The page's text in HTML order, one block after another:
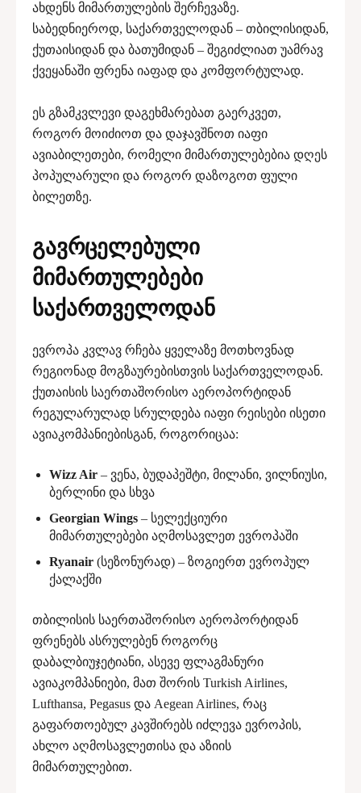
ახდენს მიმართულების შერჩევაზე.
საბედნიეროდ, საქართველოდან – თბილისიდან,
ქუთაისიდან და ბათუმიდან – შეგიძლიათ უამრავ
ქვეყანაში ფრენა იაფად და კომფორტულად.
ეს გზამკვლევი დაგეხმარებათ გაერკვეთ,
როგორ მოიძიოთ და დაჯავშნოთ იაფი
ავიაბილეთები, რომელი მიმართულებებია დღეს
პოპულარული და როგორ დაზოგოთ ფული
ბილეთზე.
გავრცელებული
მიმართულებები
საქართველოდან
ევროპა კვლავ რჩება ყველაზე მოთხოვნად
რეგიონად მოგზაურებისთვის საქართველოდან.
ქუთაისის საერთაშორისო აეროპორტიდან
რეგულარულად სრულდება იაფი რეისები ისეთი
ავიაკომპანიებისგან, როგორიცაა:
Wizz Air – ვენა, ბუდაპეშტი, მილანი, ვილნიუსი,
ბერლინი და სხვა
Georgian Wings – სელექციური
მიმართულებები აღმოსავლეთ ევროპაში
Ryanair (სეზონურად) – ზოგიერთ ევროპულ
ქალაქში
თბილისის საერთაშორისო აეროპორტიდან
ფრენებს ასრულებენ როგორც
დაბალბიუჯეტიანი, ასევე ფლაგმანური
ავიაკომპანიები, მათ შორის Turkish Airlines,
Lufthansa, Pegasus და Aegean Airlines, რაც
გაფართოებულ კავშირებს იძლევა ევროპის,
ახლო აღმოსავლეთისა და აზიის
მიმართულებით.